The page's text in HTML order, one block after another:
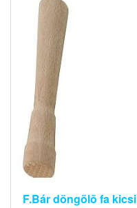
F.Bár döngölõ fa kicsi